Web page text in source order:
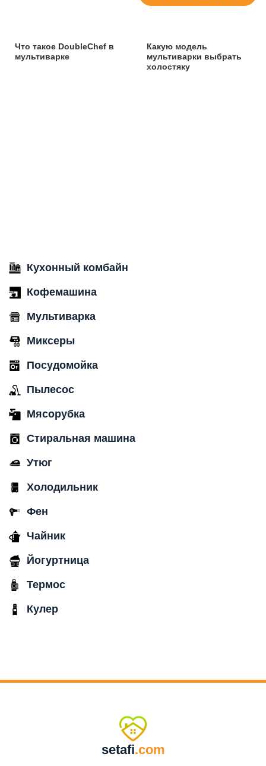
Что такое DoubleChef в
мультиварке
Какую модель
мультиварки выбрать
холостяку
Кухонный комбайн
Кофемашина
Мультиварка
Миксеры
Посудомойка
Пылесос
Мясорубка
Стиральная машина
Утюг
Холодильник
Фен
Чайник
Йогуртница
Термос
Кулер
setafi.com